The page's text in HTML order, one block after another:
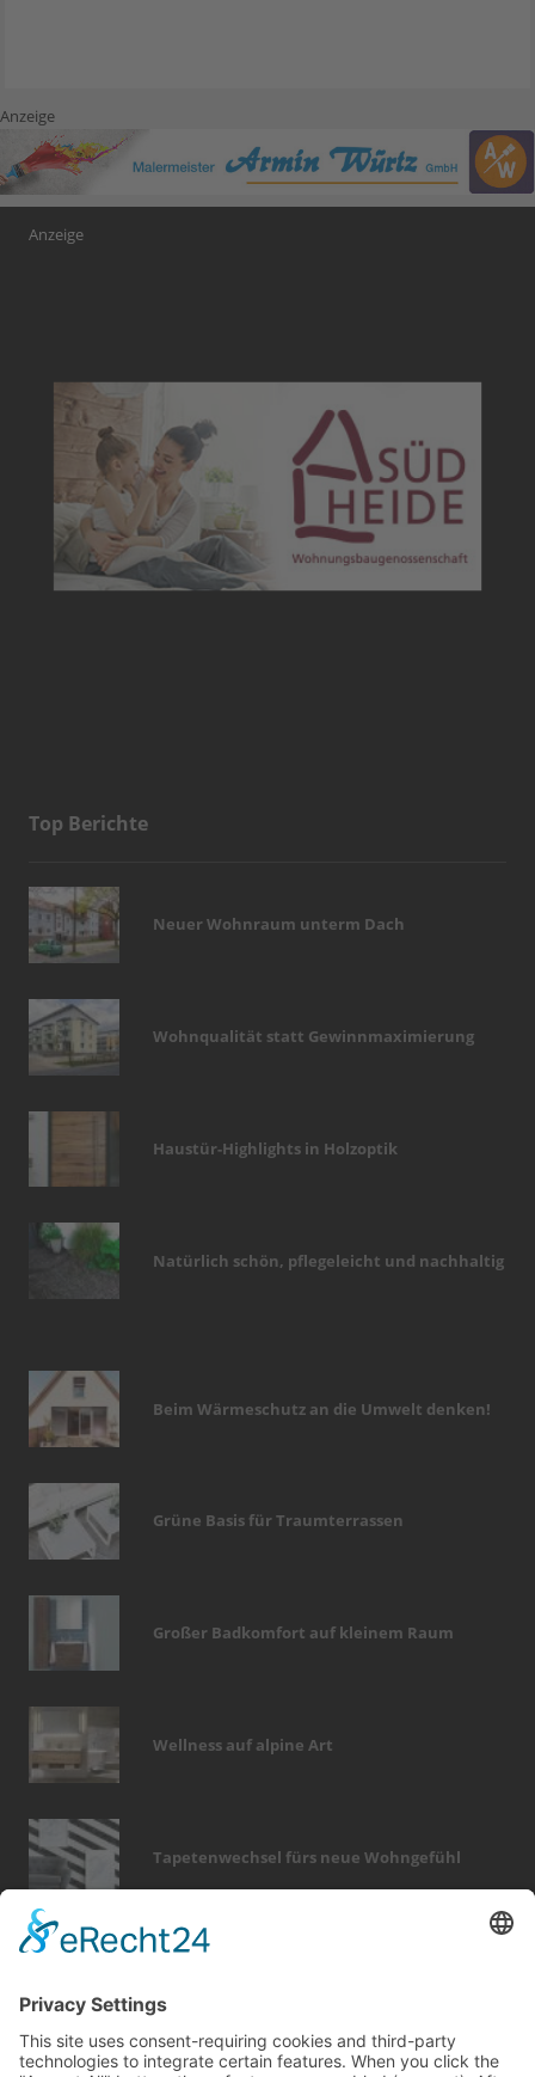
Anzeige
Anzeige
Top Berichte
Neuer Wohnraum unterm Dach
Wohnqualität statt Gewinnmaximierung
Haustür-Highlights in Holzoptik
Natürlich schön, pflegeleicht und nachhaltig
Beim Wärmeschutz an die Umwelt denken!
Grüne Basis für Traumterrassen
Großer Badkomfort auf kleinem Raum
Wellness auf alpine Art
Tapetenwechsel fürs neue Wohngefühl
wellness heizung garten dekoration keller